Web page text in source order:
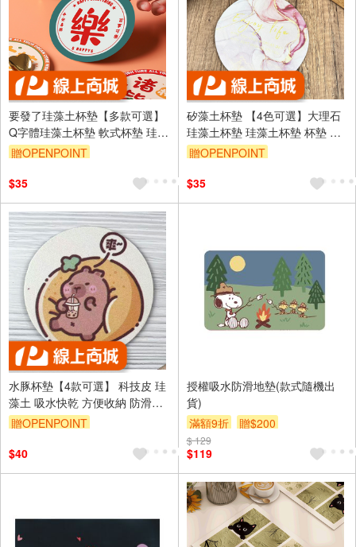
要發了珪藻土杯墊【多款可選】
Q字體珪藻土杯墊 軟式杯墊 珪藻
土杯墊 杯墊 硅藻土杯墊 吸水杯
土杯墊
贈OPENPOINT
$35
矽藻土杯墊 【4色可選】大理石
珪藻土杯墊 珪藻土杯墊 杯墊 硅
藻土杯墊 吸水杯墊 珪藻土杯墊
贈OPENPOINT
$35
水豚杯墊【4款可選】 科技皮 珪
藻土 吸水快乾 方便收納 防滑底
部 快速吸水 珪藻土杯墊 水豚
贈OPENPOINT
$40
授權吸水防滑地墊(款式隨機出
貨)
滿額9折
贈$200
$ 129
$119